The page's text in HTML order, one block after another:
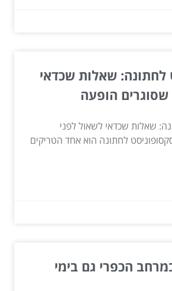
לחתונה: שאלות שכדאי
הופעה
שאלות שכדאי לשאול לפני
לחתונה הוא אחד הטריקים
הכפרי גם בימי